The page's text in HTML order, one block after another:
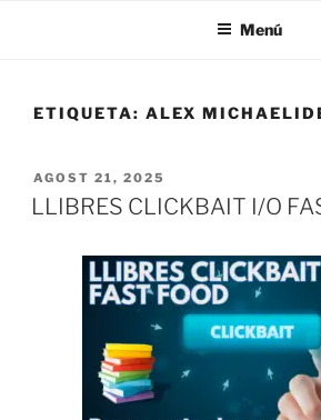
Menú
ETIQUETA: ALEX
AGOST 21, 2025
LLIBRES CLICKBAIT I/O